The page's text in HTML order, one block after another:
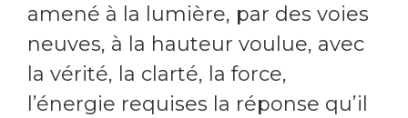
amené à la lumière, par des voies
neuves, à la hauteur voulue, avec
la vérité, la clarté, la force,
l’énergie requises la réponse qu’il